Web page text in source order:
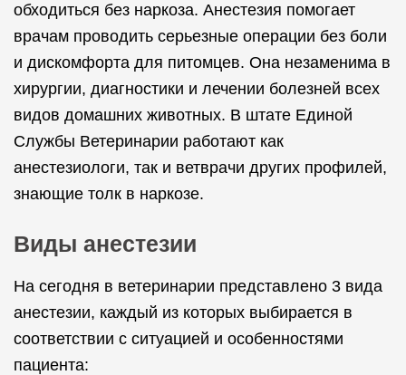
обходиться без наркоза. Анестезия помогает
врачам проводить серьезные операции без боли
и дискомфорта для питомцев. Она незаменима в
хирургии, диагностики и лечении болезней всех
видов домашних животных. В штате Единой
Службы Ветеринарии работают как
анестезиологи, так и ветврачи других профилей,
знающие толк в наркозе.
Виды анестезии
На сегодня в ветеринарии представлено 3 вида
анестезии, каждый из которых выбирается в
соответствии с ситуацией и особенностями
пациента: